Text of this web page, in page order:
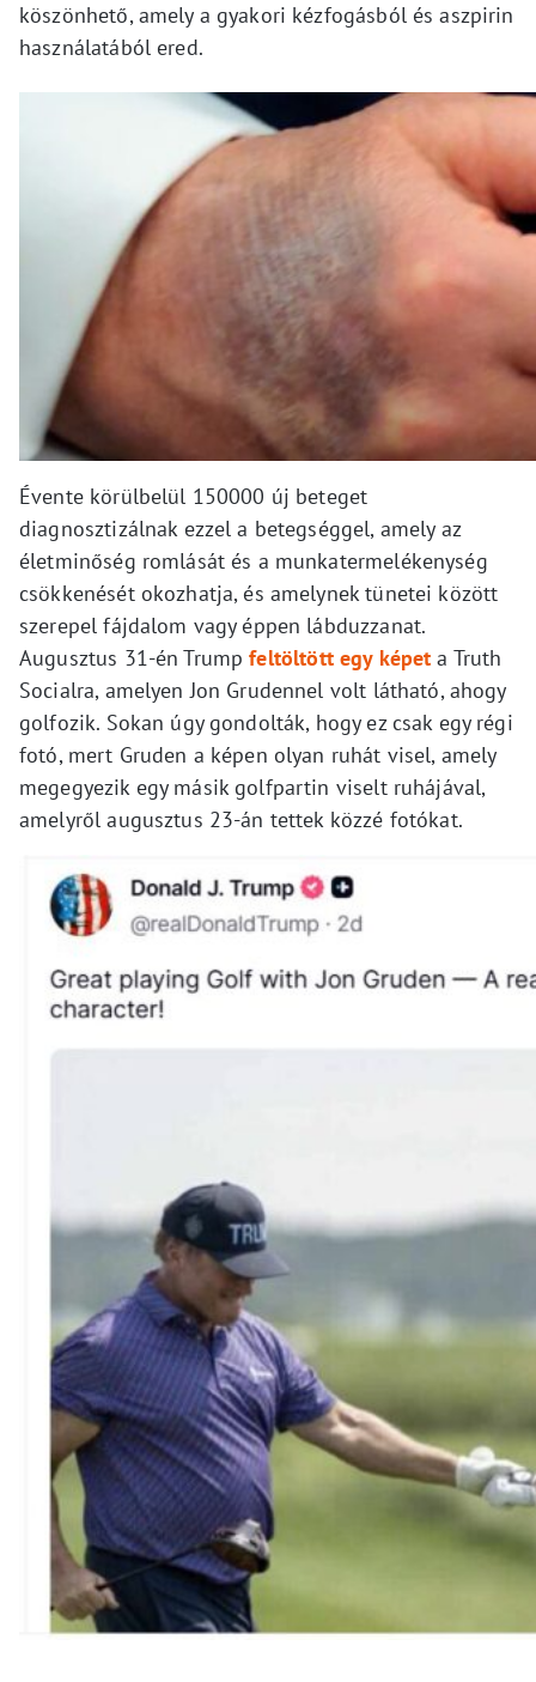
köszönhető, amely a gyakori kézfogásból és aszpirin
használatából ered.
Évente körülbelül 150000 új beteget
diagnosztizálnak ezzel a betegséggel, amely az
életminőség romlását és a munkatermelékenység
csökkenését okozhatja, és amelynek tünetei között
szerepel fájdalom vagy éppen lábduzzanat.
Augusztus 31-én Trumpfeltöltött egy képet a Truth
Socialra, amelyen Jon Grudennel volt látható, ahogy
golfozik. Sokan úgy gondolták, hogy ez csak egy régi
fotó, mert Gruden a képen olyan ruhát visel, amely
megegyezik egy másik golfpartin viselt ruhájával,
amelyről augusztus 23-án tettek közzé fotókat.